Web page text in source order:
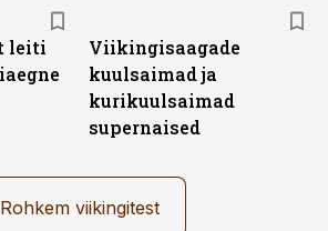
leiti
Viikingisaagade
kuulsaimad ja
kurikuulsaimad
supernaised
Rohkem viikingitest